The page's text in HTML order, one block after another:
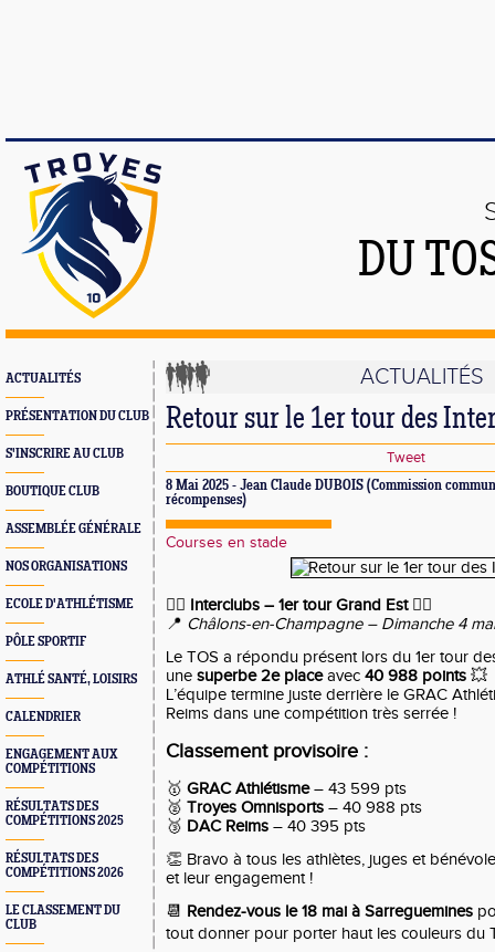
DU
ACTUALITÉS
PRÉSENTATION DU CLUB
S'INSCRIRE AU CLUB
BOUTIQUE CLUB
ASSEMBLÉE GÉNÉRALE
NOS ORGANISATIONS
ECOLE D'ATHLÉTISME
PÔLE SPORTIF
ATHLÉ SANTÉ, LOISIRS
CALENDRIER
ENGAGEMENT AUX
COMPÉTITIONS
RÉSULTATS DES
COMPÉTITIONS 2025
RÉSULTATS DES
COMPÉTITIONS 2026
LE CLASSEMENT DU
CLUB
ACTUALITÉS
Retour sur le 1er tour des
Tweet
8 Mai 2025 - Jean Claude DUBOIS (Commission
récompenses)
Courses en stade
🏃‍♂️ Interclubs – 1er tour Grand Est🏃‍♀️
📍 Châlons-en-Champagne – Dimanche 4
Le TOS a répondu présent lors du 1er tour
une superbe 2e placeavec 40 988 points 💥
L’équipe termine juste derrière le GRAC
Reims dans une compétition très serrée !
Classement provisoire :
🥇 GRAC Athlétisme– 43 599 pts
🥈 Troyes Omnisports – 40 988 pts
🥉 DAC Reims – 40 395 pts
👏 Bravo à tous les athlètes, juges et
et leur engagement !
📆 Rendez-vous le 18 mai à Sarreguemines
tout donner pour porter haut les couleurs du